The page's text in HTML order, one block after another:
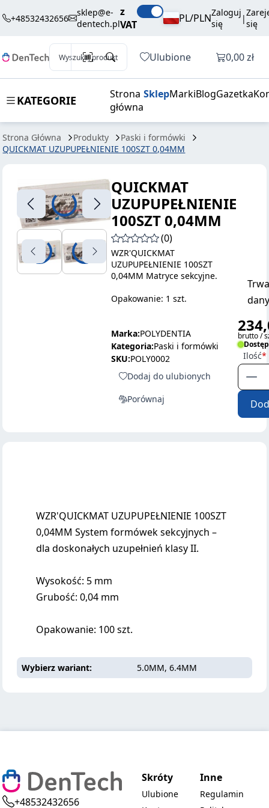
+48532432656
sklep@e-
dentech.pl
z
VAT
PL/PLNZaloguj
się
|się
Wyszukaj produkt Ulubione Otwórz
0,00 zł
KATEGORIE
Strona
główna
SklepMarkiBlogGazetka
Strona Główna Produkty
Paski i formówki
QUICKMAT UZUPUPEŁNIENIE 100SZT 0,04MM
UZUPUPEŁNIENIE
100SZT 0,04MM
234,00 zł
brutto / szt. Dodaj do
QUICKMAT
UZUPUPEŁNIENIE
100SZT 0,04MM
(0)
WZR'QUICKMAT
UZUPUPEŁNIENIE 100SZT
0,04MM Matryce sekcyjne.
Opakowanie: 1 szt.
Marka:POLYDENTIA
Kategoria:Paski i formówki
SKU:POLY0002
Dodaj do ulubionych
Porównaj
brutto /
Ilość
WZR'QUICKMAT UZUPUPEŁNIENIE 100SZT
0,04MM System formówek sekcyjnych –
dla doskonałych uzupełnień klasy II.
Wysokość: 5 mm
Grubość: 0,04 mm
Opakowanie: 100 szt.
Wybierz wariant 5.0MM, 6.4MM
+48532432656
Skróty
Ulubione
Inne
Regulamin